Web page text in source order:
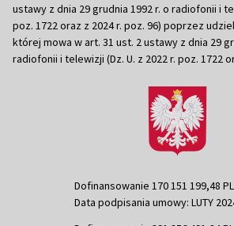
ustawy z dnia 29 grudnia 1992 r. o radiofonii i
poz. 1722 oraz z 2024 r. poz. 96) poprzez
której mowa w art. 31 ust. 2 ustawy z dnia 29
radiofonii i telewizji (Dz. U. z 2022 r. poz. 1722
Dofinansowanie 170 151 199,48
Data podpisania umowy: LUTY